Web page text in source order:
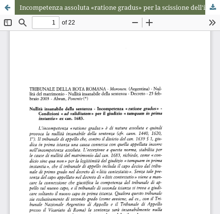
Incompetenza assoluta «ratione gradus» per la scissione dell'iniziale capo appellato dal nuovo capo di nullità giudicato «tamquam in prima instantia» ex can. 1683. Sull'utilità della «conformitas aequipollens» per il decreto di «litis contestatio».